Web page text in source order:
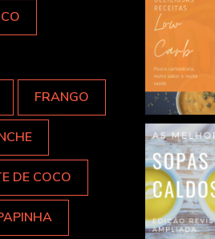
FRANGO
DE COCO